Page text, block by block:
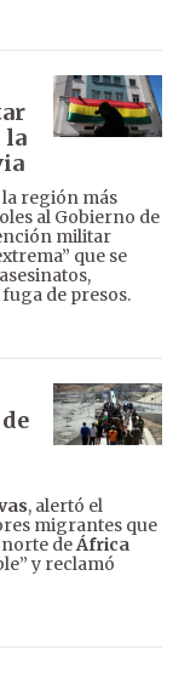
la
la región más
al Gobierno de
militar
que se
de presos.
, alertó el
migrantes que
norte deÁfrica
y reclamó